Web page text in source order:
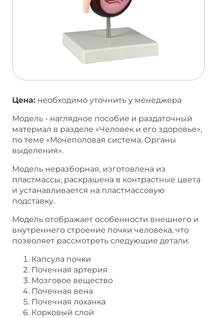
Цена: необходимо уточнить у менеджера
Модель - наглядное пособие и раздаточный
материал в разделе «Человек и его здоровье»,
по теме «Мочеполовая система. Органы
выделения».
Модель неразборная, изготовлена из
пластмассы, раскрашена в контрастные цвета
и устанавливается на пластмассовую
подставку.
Модель отображает особенности внешнего и
внутреннего строение почки человека, что
позволяет рассмотреть следующие детали:
Капсула почки
Почечная артерия
Мозговое вещество
Почечная вена
Почечная лоханка
Корковый слой